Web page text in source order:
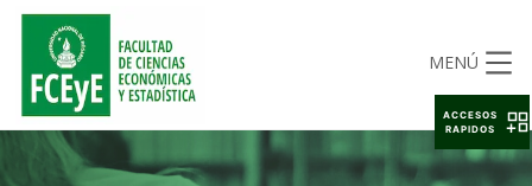
MENÚ
ACCESOS
RAPIDOS